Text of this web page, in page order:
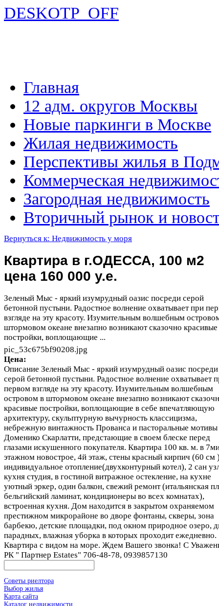
DESKOTP_OFF
Главная
12 адм. округов Москвы
Новые паркинги в Москве
Жилая недвижимость
Перспективы жилья в
Коммерческая
Загородная недвижимость
Вторичный рынок и
Вернуться к: Недвижимость у моря
Квартира в г.ОДЕССА, 100 м2
цена 160 000 у.е.
Зеленый Мыс - яркий изумрудный оазис посреди серой
бетонной пустыни. Pадостное волнение охватывает при
взгляде на эту красоту. Изумительным волшебным
штормовом океане внезапно возникают сказочно красивые
постройки, воплощающие ...
pic_53c675bf90208.jpg
Цена:
Описание Зеленый Мыс - яркий изумрудный оазис посреди
серой бетонной пустыни. Pадостное волнение охватывает
первом взгляде на эту красоту. Изумительным волшебным
островом в штормовом океане внезапно возникают
красивые постройки, воплощающие в себе впечатляющую
архитектуру, скульптурную вычурность классицизма,
небрежную винтажность Прованса и пасторальные мотивы
Доменико Скарлатти, предстающие в своем блеске перед
глазами искушенного покупателя. Квартира 100 кв. м. в
этажном новострое, 4й этаж, стены красный кирпич (60 см
индивидуальное отопление(двухконтурный котел), 2 сан
кухня студия, в гостиной витражное остекление, на кухне
уютный эркер, один балкон, свежий ремонт (итальянская
бельгийский ламинат, кондиционеры во всех комнатах),
встроенная кухня. Дом находится в закрытом охраняемом
престижном микрорайоне во дворе фонтаны, скверы, зона
барбекю, детские площадки, под окном природное озеро,
парадных, влажная уборка в которых проходит ежедневно.
Квартира c видом на море. Ждем Вашего звонка! С
РК " Партнер Estates" 706-48-78, 0939857130
Советы риелтора
Выбор жилья
Карта сайта
Каталог недвижимости